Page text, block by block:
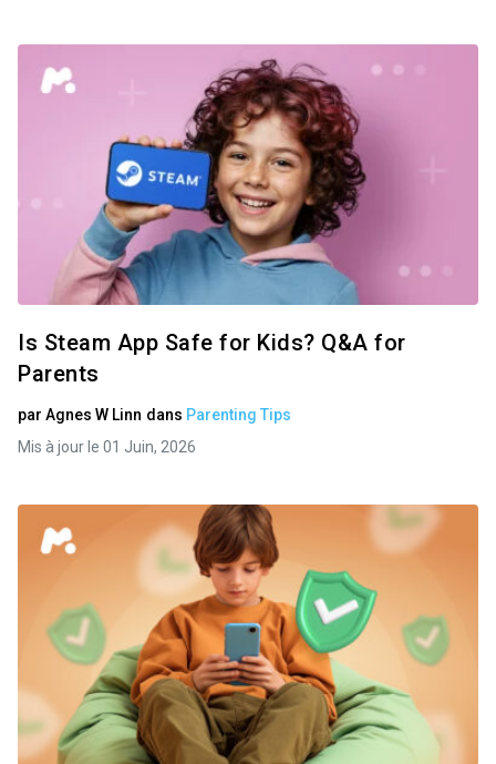
Is Steam App Safe for Kids? Q&A for
Parents
par Agnes W Linn dans Parenting Tips
Mis à jour le 01 Juin, 2026